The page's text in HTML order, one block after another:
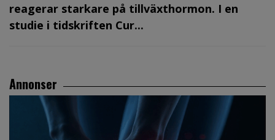
reagerar starkare på tillväxthormon. I en
studie i tidskriften Cur...
Annonser